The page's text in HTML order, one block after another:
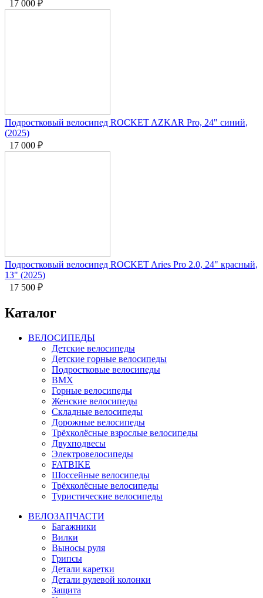
17 000 ₽
Подростковый велосипед ROCKET AZKAR Pro, 24" синий,
(2025)
17 000 ₽
Подростковый велосипед ROCKET Aries Pro 2.0, 24" красный,
13" (2025)
17 500 ₽
Каталог
ВЕЛОСИПЕДЫ
Детские велосипеды
Детские горные велосипеды
Подростковые велосипеды
BMX
Горные велосипеды
Женские велосипеды
Складные велосипеды
Дорожные велосипеды
Трёхколёсные взрослые велосипеды
Двухподвесы
Электровелосипеды
FATBIKE
Шоссейные велосипеды
Трёхколёсные велосипеды
Туристические велосипеды
ВЕЛОЗАПЧАСТИ
Багажники
Вилки
Выносы руля
Грипсы
Детали каретки
Детали рулевой колонки
Защита